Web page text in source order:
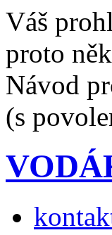
Váš
proto
Návod
(s